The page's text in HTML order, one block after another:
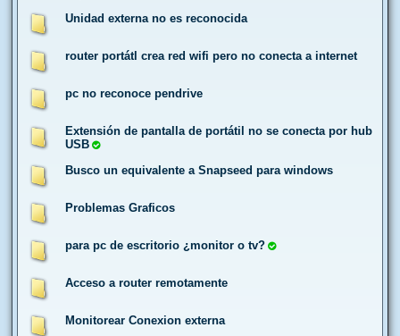
Unidad externa no es reconocida
router portátl crea red wifi pero no conecta a internet
pc no reconoce pendrive
Extensión de pantalla de portátil no se conecta por hub
USB
Busco un equivalente a Snapseed para windows
Problemas Graficos
para pc de escritorio ¿monitor o tv?
Acceso a router remotamente
Monitorear Conexion externa